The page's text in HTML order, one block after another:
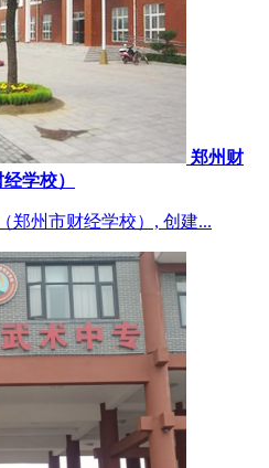
郑州财
学校）
州市财经学校）, 创建...